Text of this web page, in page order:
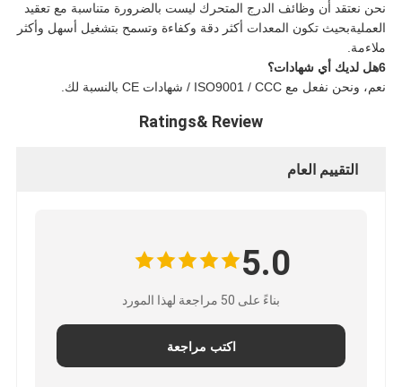
نحن نعتقد أن وظائف الدرج المتحرك ليست بالضرورة متناسبة مع تعقيد
العمليةبحيث تكون المعدات أكثر دقة وكفاءة وتسمح بتشغيل أسهل وأكثر
ملاءمة.
6هل لديك أي شهادات؟
نعم، ونحن نفعل مع ISO9001 / CCC / شهادات CE بالنسبة لك.
Ratings& Review
التقييم العام
5.0
بناءً على 50 مراجعة لهذا المورد
اكتب مراجعة